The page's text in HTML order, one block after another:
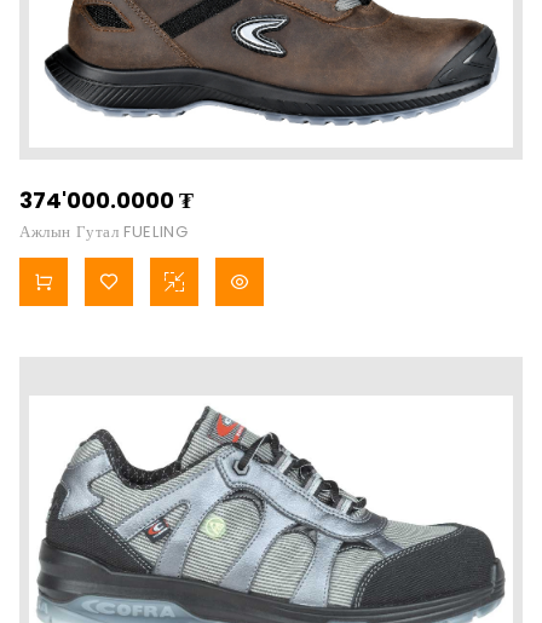
374'000.0000₮
Ажлын Гутал FUELING